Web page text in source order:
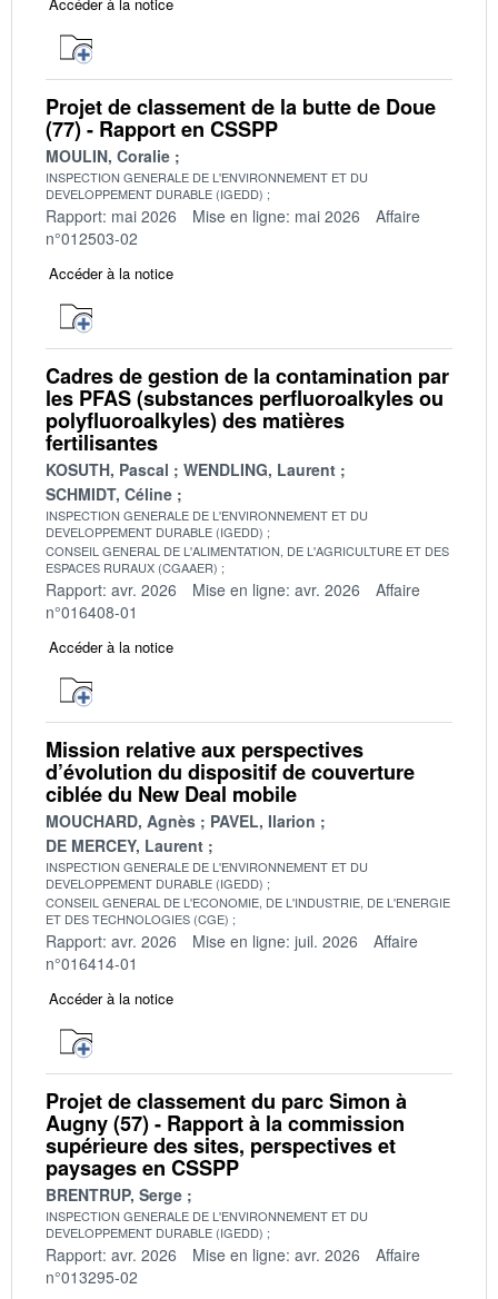
Projet de classement de la butte de Doue
(77) - Rapport en CSSPP
MOULIN, Coralie
INSPECTION GENERALE DE L'ENVIRONNEMENT ET DU
DEVELOPPEMENT DURABLE (IGEDD)
Rapport: mai 2026 Mise en ligne: mai 2026
Affaire
n°012503-02
Accéder à la notice
Cadres de gestion de la contamination par
les PFAS (substances perfluoroalkyles ou
polyfluoroalkyles) des matières
fertilisantes
KOSUTH, Pascal
WENDLING, Laurent
SCHMIDT, Céline
INSPECTION GENERALE DE L'ENVIRONNEMENT ET DU
DEVELOPPEMENT DURABLE (IGEDD)
CONSEIL GENERAL DE L'ALIMENTATION, DE L'AGRICULTURE ET DES
ESPACES RURAUX (CGAAER)
Rapport: avr. 2026 Mise en ligne: avr. 2026
Affaire
n°016408-01
Accéder à la notice
Mission relative aux perspectives
d’évolution du dispositif de couverture
ciblée du New Deal mobile
MOUCHARD, Agnès
PAVEL, Ilarion
DE MERCEY, Laurent
INSPECTION GENERALE DE L'ENVIRONNEMENT ET DU
DEVELOPPEMENT DURABLE (IGEDD)
CONSEIL GENERAL DE L'ECONOMIE, DE L'INDUSTRIE, DE L'ENERGIE
ET DES TECHNOLOGIES (CGE)
Rapport: avr. 2026 Mise en ligne: juil. 2026
Affaire
n°016414-01
Accéder à la notice
Projet de classement du parc Simon à
Augny (57) - Rapport à la commission
supérieure des sites, perspectives et
paysages en CSSPP
BRENTRUP, Serge
INSPECTION GENERALE DE L'ENVIRONNEMENT ET DU
DEVELOPPEMENT DURABLE (IGEDD)
Rapport: avr. 2026 Mise en ligne: avr. 2026
Affaire
n°013295-02